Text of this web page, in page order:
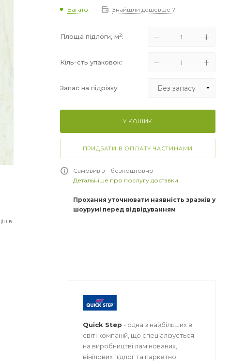
в
Багато Знайшли дешевше ?
Площа підлоги, м2:
Кіль-сть упаковок:
Запас на підрізку: Без запасу
+10%
+15%
У КОШИК
ПРИДБАТИ В ОПЛАТУ ЧАСТИНАМИ
Самовивіз - безкоштовно
Детальніше про послугу доставки
Прохання уточнювати наявність зразків у
шоурумі перед відвідуванням
Quick Step - одна з найбільших в
світі компаній, що спеціалізується
на виробництві ламінованих,
вінілових підлог та паркетної